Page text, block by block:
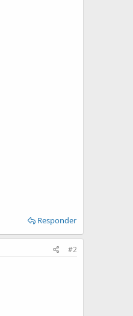
Responder
#2